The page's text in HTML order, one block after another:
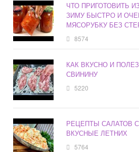
ЧТО ПРИГОТОВИТЬ
ЗИМУ БЫСТРО И
МЯСОРУБКУ БЕЗ
8574
КАК ВКУСНО И
СВИНИНУ
5220
РЕЦЕПТЫ САЛАТОВ
ВКУСНЫЕ ЛЕТНИХ
5764